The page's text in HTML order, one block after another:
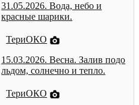
31.05.2026. Вода, небо и
красные шарики.
ТериОКО
15.03.2026. Весна. Залив подо
льдом, солнечно и тепло.
ТериОКО